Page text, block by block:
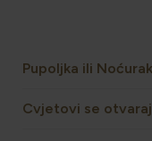
Pupoljka ili Noćurak
Cvjetovi se